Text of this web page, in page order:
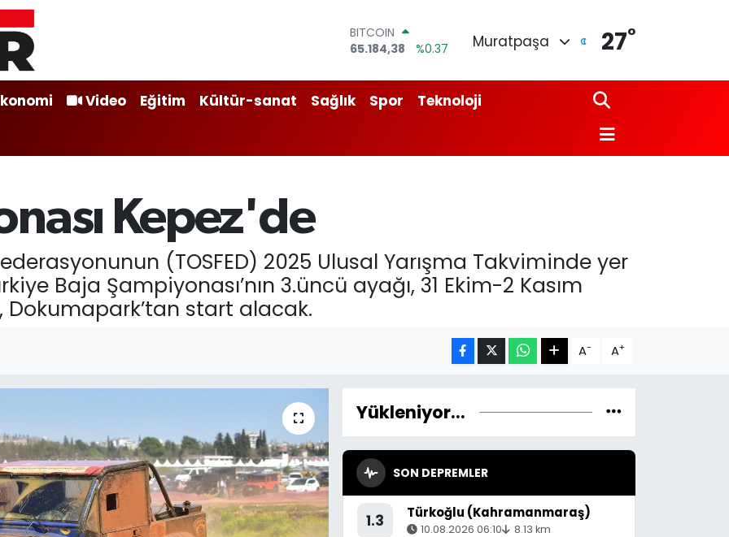
BITCOIN
65.184,38
%0.37
47,7239
%0.01
EURO
55,1823
Muratpaşa 27°
Video Eğitim Kültür-sanat Sağlık Spor
Teknoloji
Kepez'de
(TOSFED) 2025 Ulusal Yarışma Takviminde yer
Baja Şampiyonası’nın 3.üncü ayağı, 31 Ekim-2 Kasım
Dokumapark’tan start alacak.
A- A+
Yükleniyor...
SON DEPREMLER
1.3 Türkoğlu (Kahramanmaraş)
10.08.2026 06:10 8.13 km